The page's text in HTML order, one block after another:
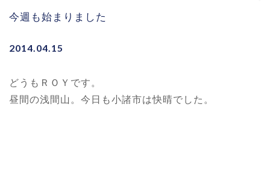
今週も始まりました
2014.04.15
どうもＲＯＹです。
昼間の浅間山。今日も小諸市は快晴でした。